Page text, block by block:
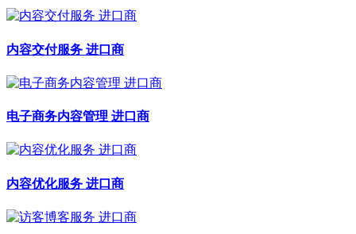
内容交付服务 进口商
电子商务内容管理 进口商
内容优化服务 进口商